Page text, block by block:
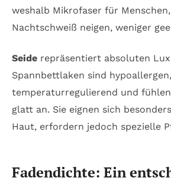
weshalb Mikrofaser für
Nachtschweiß neigen, weniger
Seide repräsentiert absoluten
Spannbettlaken sind hypoallergen,
temperaturregulierend und
glatt an. Sie eignen sich
Haut, erfordern jedoch spezielle
Fadendichte: Ein